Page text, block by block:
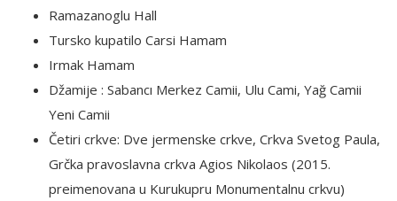
Ramazanoglu Hall
Tursko kupatilo Carsi Hamam
Irmak Hamam
Džamije : Sabancı Merkez Camii, Ulu Cami, Yağ Camii
Yeni Camii
Četiri crkve: Dve jermenske crkve, Crkva Svetog Paula,
Grčka pravoslavna crkva Agios Nikolaos (2015.
preimenovana u Kurukupru Monumentalnu crkvu)